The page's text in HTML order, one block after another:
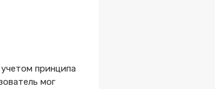
принципа
мог